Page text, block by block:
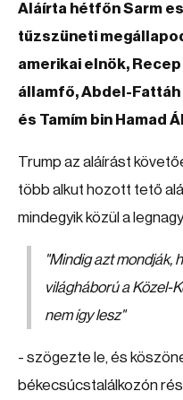
Aláírta hétfőn Sarm
tűzszüneti
amerikai elnök,
államfő, Abdel-
és Tamím bin Hamad
Trump az aláírást
több alkut hozott tető
mindegyik közül a
"Mindig azt mondják,
világháború a Közel-
nem így lesz"
- szögezte le, és
békecsúcstalálkozón